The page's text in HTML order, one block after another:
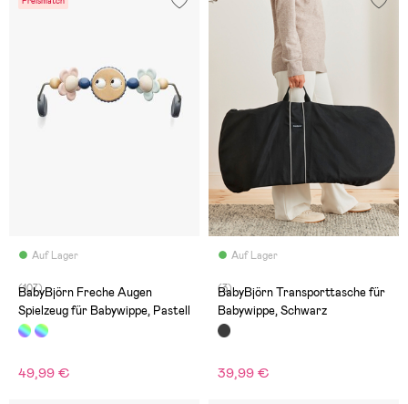
Auf Lager
(107)
BabyBjörn Freche Augen
Spielzeug für Babywippe, Pastell
49,99 €
Auf Lager
(3)
BabyBjörn Transporttasche für
Babywippe, Schwarz
39,99 €